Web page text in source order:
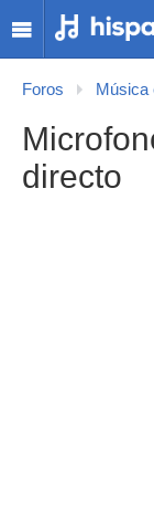
Foros Música
directo